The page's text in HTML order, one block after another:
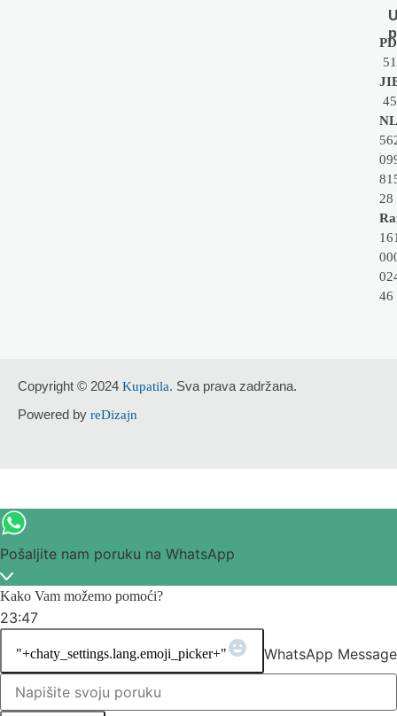
28
46
Copyright © 2024 Kupatila. Sva prava zadržana.
Powered by reDizajn
Pošaljite nam poruku na WhatsApp
Kako Vam možemo pomoći?
23:47
"+chaty_settings.lang.emoji_picker+" WhatsApp Message